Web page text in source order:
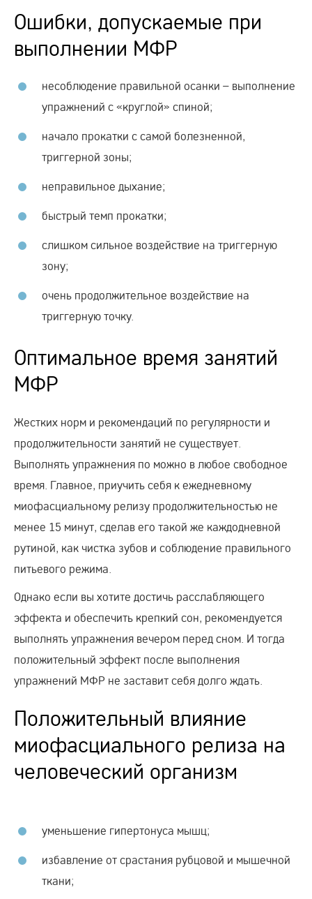
Ошибки, допускаемые при
выполнении МФР
несоблюдение правильной осанки – выполнение
упражнений с «круглой» спиной;
начало прокатки с самой болезненной,
триггерной зоны;
неправильное дыхание;
быстрый темп прокатки;
слишком сильное воздействие на триггерную
зону;
очень продолжительное воздействие на
триггерную точку.
Оптимальное время занятий
МФР
Жестких норм и рекомендаций по регулярности и
продолжительности занятий не существует.
Выполнять упражнения по можно в любое свободное
время. Главное, приучить себя к ежедневному
миофасциальному релизу продолжительностью не
менее 15 минут, сделав его такой же каждодневной
рутиной, как чистка зубов и соблюдение правильного
питьевого режима.
Однако если вы хотите достичь расслабляющего
эффекта и обеспечить крепкий сон, рекомендуется
выполнять упражнения вечером перед сном. И тогда
положительный эффект после выполнения
упражнений МФР не заставит себя долго ждать.
Положительный влияние
миофасциального релиза на
человеческий организм
уменьшение гипертонуса мышц;
избавление от срастания рубцовой и мышечной
ткани;